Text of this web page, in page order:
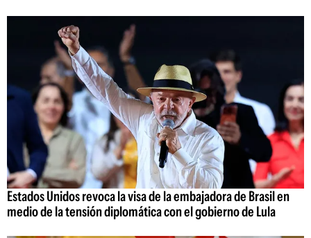
Estados Unidos revoca la visa de la embajadora de Brasil en
medio de la tensión diplomática con el gobierno de Lula